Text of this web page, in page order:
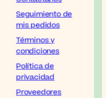
Seguimiento de
mis pedidos
Términos y
condiciones
Política de
privacidad
Proveedores